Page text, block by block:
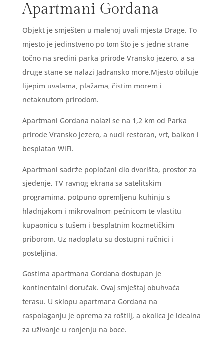
Apartmani Gordana
Objekt je smješten u malenoj uvali mjesta Drage. To
mjesto je jedinstveno po tom što je s jedne strane
točno na sredini parka prirode Vransko jezero, a sa
druge stane se nalazi Jadransko more.Mjesto obiluje
lijepim uvalama, plažama, čistim morem i
netaknutom prirodom.
Apartmani Gordana nalazi se na 1,2 km od Parka
prirode Vransko jezero, a nudi restoran, vrt, balkon i
besplatan WiFi.
Apartmani sadrže popločani dio dvorišta, prostor za
sjedenje, TV ravnog ekrana sa satelitskim
programima, potpuno opremljenu kuhinju s
hladnjakom i mikrovalnom pećnicom te vlastitu
kupaonicu s tušem i besplatnim kozmetičkim
priborom. Uz nadoplatu su dostupni ručnici i
posteljina.
Gostima apartmana Gordana dostupan je
kontinentalni doručak. Ovaj smještaj obuhvaća
terasu. U sklopu apartmana Gordana na
raspolaganju je oprema za roštilj, a okolica je idealna
za uživanje u ronjenju na boce.